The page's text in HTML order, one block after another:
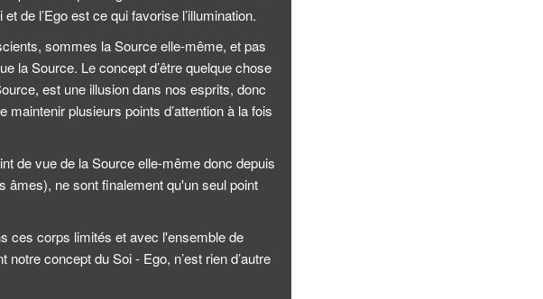
de l’Ego est ce qui favorise l’illumination.
sommes la Source elle-même, et pas
la Source. Le concept d’être quelque chose
est une illusion dans nos esprits, donc
plusieurs points d’attention à la fois
de vue de la Source elle-même donc depuis
âmes), ne sont finalement qu'un seul point
ces corps limités et avec l'ensemble de
concept du Soi - Ego, n’est rien d’autre